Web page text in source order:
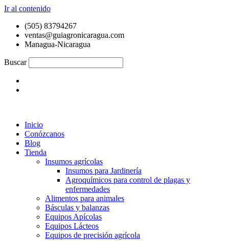
Ir al contenido
(505) 83794267
ventas@guiagronicaragua.com
Managua-Nicaragua
Buscar
Inicio
Conózcanos
Blog
Tienda
Insumos agrícolas
Insumos para Jardinería
Agroquímicos para control de plagas y
enfermedades
Alimentos para animales
Básculas y balanzas
Equipos Apícolas
Equipos Lácteos
Equipos de precisión agrícola